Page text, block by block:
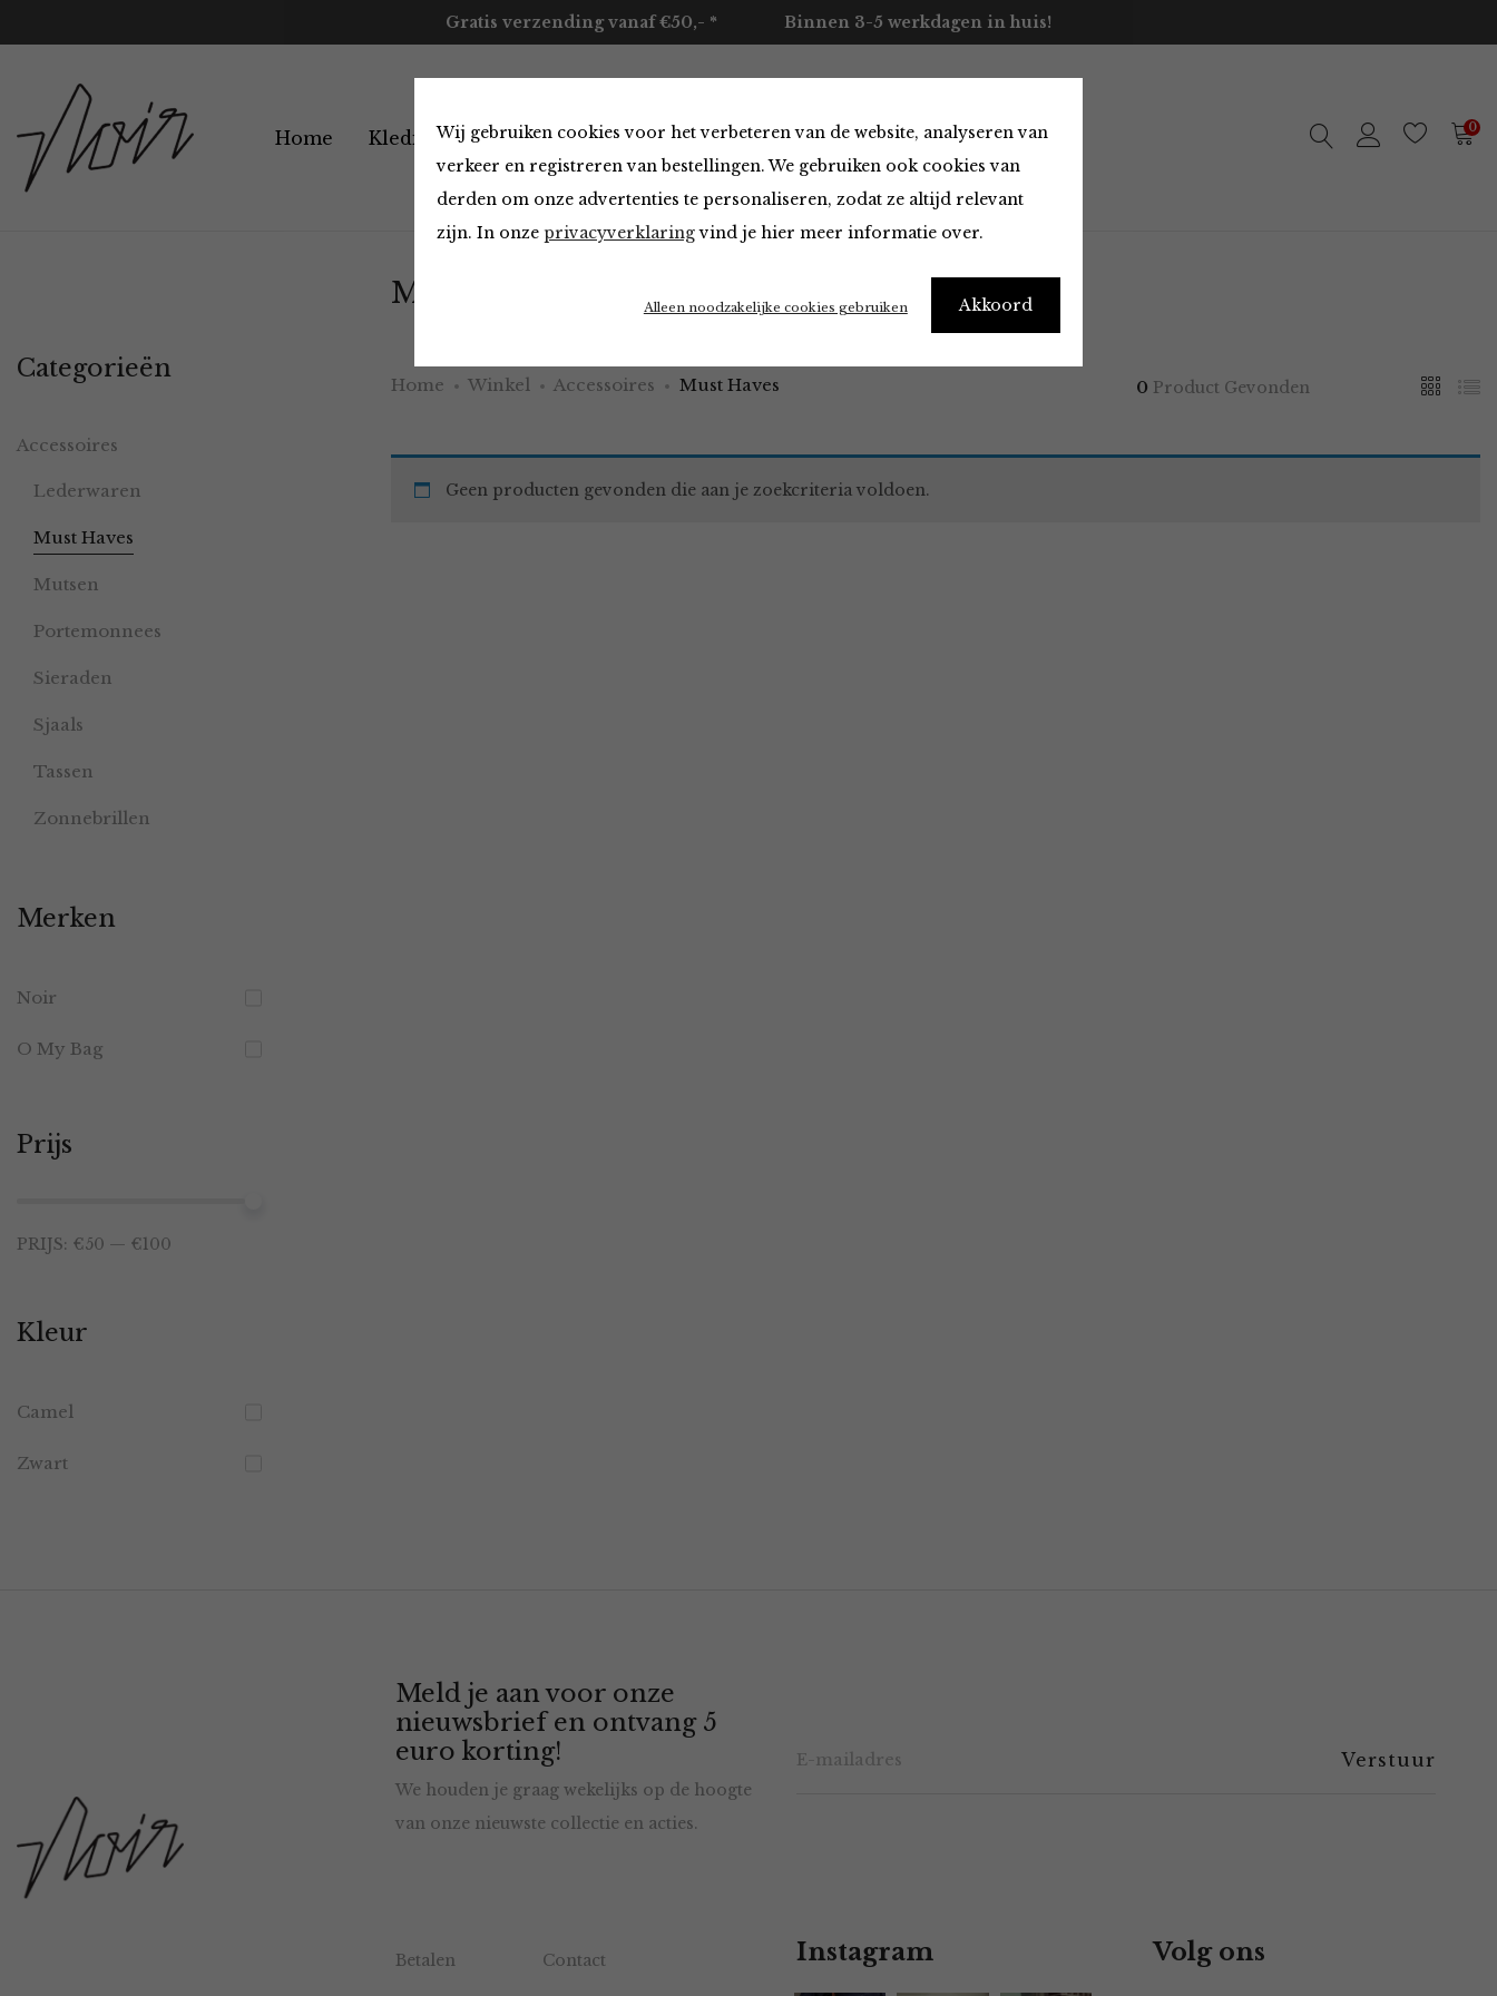
Wij gebruiken cookies voor het verbeteren van de website, analyseren van
verkeer en registreren van bestellingen. We gebruiken ook cookies van
derden om onze advertenties te personaliseren, zodat ze altijd relevant
zijn. In onze privacyverklaringvind je hier meer informatie over.
Akkoord
Alleen noodzakelijke cookies gebruiken
Gratis verzending vanaf €50,- * Binnen 3-5 werkdagen in huis!
Home Kleding Accessoires Merken Over ons Contact 0
Must Haves
Home Winkel Accessoires Must Haves 0 Product Gevonden
Geen producten gevonden die aan je zoekcriteria voldoen.
Categorieën
Accessoires
Lederwaren
Must Haves
Mutsen
Portemonnees
Sieraden
Sjaals
Tassen
Zonnebrillen
Merken
Noir
O My Bag
Prijs
PRIJS: €50 — €100
Kleur
Camel
Zwart
Meld je aan voor onze
nieuwsbrief en ontvang 5
euro korting!
We houden je graag wekelijks op de hoogte
van onze nieuwste collectie en acties.
Betalen Contact Instagram Volg ons